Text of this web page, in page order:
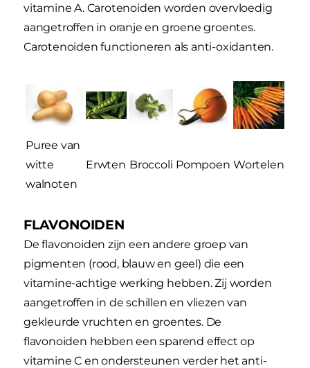
vitamine A. Carotenoiden worden overvloedig
aangetroffen in oranje en groene groentes.
Carotenoiden functioneren als anti-oxidanten.
Puree van
witte
walnoten
Erwten Broccoli Pompoen Wortelen
FLAVONOIDEN
De flavonoiden zijn een andere groep van
pigmenten (rood, blauw en geel) die een
vitamine-achtige werking hebben. Zij worden
aangetroffen in de schillen en vliezen van
gekleurde vruchten en groentes. De
flavonoiden hebben een sparend effect op
vitamine C en ondersteunen verder het anti-